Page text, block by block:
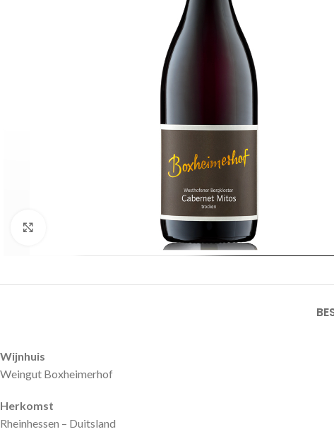
Wijnhuis
Weingut Boxheimerhof
Herkomst
Rheinhessen – Duitsland